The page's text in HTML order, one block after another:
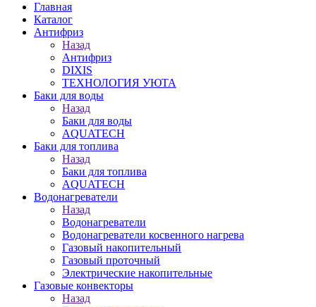
Главная
Каталог
Антифриз
Назад
Антифриз
DIXIS
ТЕХНОЛОГИЯ УЮТА
Баки для воды
Назад
Баки для воды
AQUATECH
Баки для топлива
Назад
Баки для топлива
AQUATECH
Водонагреватели
Назад
Водонагреватели
Водонагреватели косвенного нагрева
Газовый накопительный
Газовый проточный
Электрические накопительные
Газовые конвекторы
Назад